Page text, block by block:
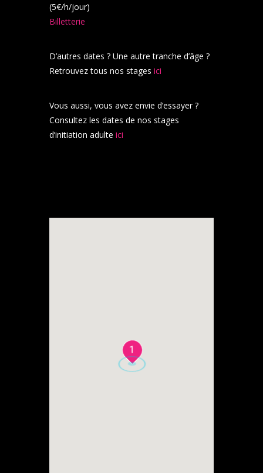
(5€/h/jour)
Billetterie
D’autres dates ? Une autre tranche d’âge ?
Retrouvez tous nos stages ici
Vous aussi, vous avez envie d’essayer ?
Consultez les dates de nos stages
d’initiation adulte ici
1